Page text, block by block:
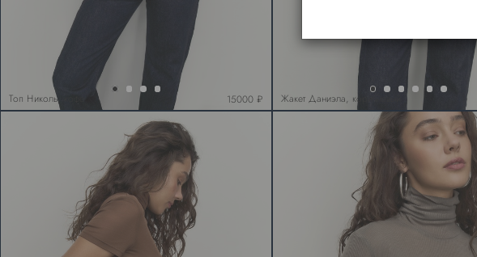
Топ Николь, кофе 15000 ₽ Жакет Даниэла, коричневый